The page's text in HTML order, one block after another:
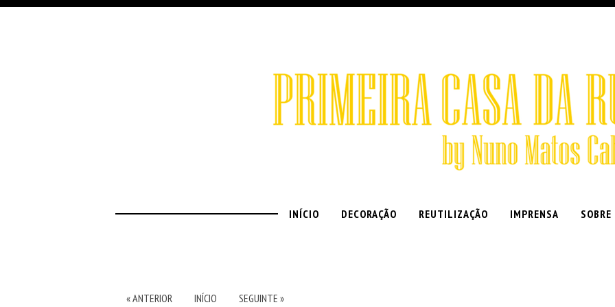
INÍCIO DECORAÇÃO REUTILIZAÇÃO IMPRENSA SOBRE
« ANTERIOR INÍCIO SEGUINTE »